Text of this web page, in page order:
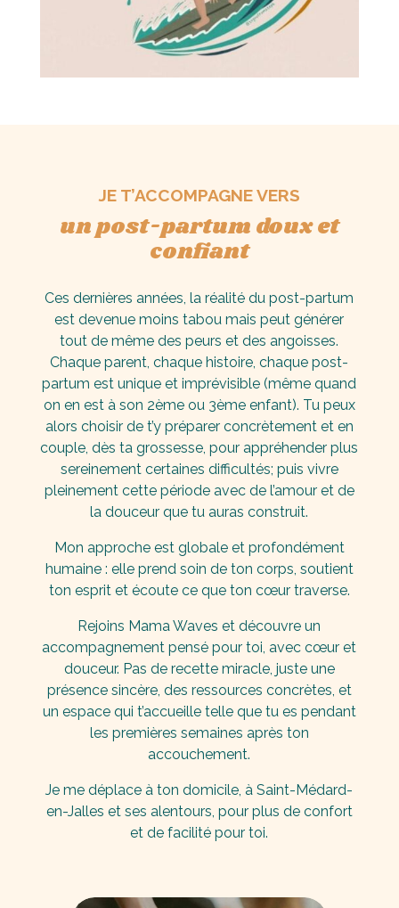
JE T’ACCOMPAGNE VERS
un post-partum doux et
confiant
Ces dernières années, la réalité du post-partum
est devenue moins tabou mais peut générer
tout de même des peurs et des angoisses.
Chaque parent, chaque histoire, chaque post-
partum est unique et imprévisible (même quand
on en est à son 2ème ou 3ème enfant). Tu peux
alors choisir de t’y préparer concrètement et en
couple, dès ta grossesse, pour appréhender plus
sereinement certaines difficultés; puis vivre
pleinement cette période avec de l’amour et de
la douceur que tu auras construit.
Mon approche est globale et profondément
humaine : elle prend soin de ton corps, soutient
ton esprit et écoute ce que ton cœur traverse.
Rejoins Mama Waves et découvre un
accompagnement pensé pour toi, avec cœur et
douceur. Pas de recette miracle, juste une
présence sincère, des ressources concrètes, et
un espace qui t’accueille telle que tu es pendant
les premières semaines après ton
accouchement.
Je me déplace à ton domicile, à Saint-Médard-
en-Jalles et ses alentours, pour plus de confort
et de facilité pour toi.